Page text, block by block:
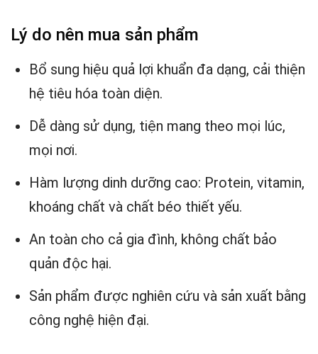
Lý do nên mua sản phẩm
Bổ sung hiệu quả lợi khuẩn đa dạng, cải thiện
hệ tiêu hóa toàn diện.
Dễ dàng sử dụng, tiện mang theo mọi lúc,
mọi nơi.
Hàm lượng dinh dưỡng cao: Protein, vitamin,
khoáng chất và chất béo thiết yếu.
An toàn cho cả gia đình, không chất bảo
quản độc hại.
Sản phẩm được nghiên cứu và sản xuất bằng
công nghệ hiện đại.